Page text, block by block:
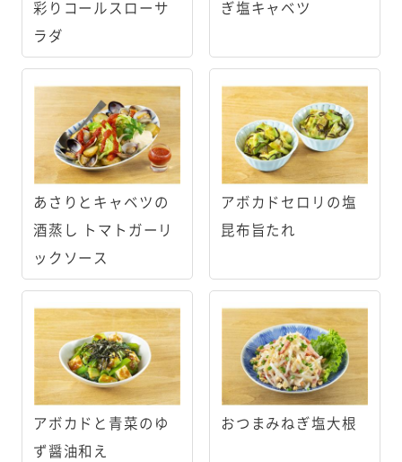
彩りコールスローサ
ラダ
ぎ塩キャベツ
あさりとキャベツの
酒蒸し トマトガーリ
ックソース
アボカドセロリの塩
昆布旨たれ
アボカドと青菜のゆ
ず醤油和え
おつまみねぎ塩大根